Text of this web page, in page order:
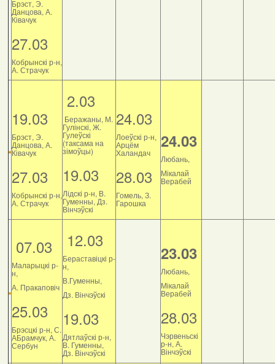
Брэст, Э.
Данцова, А.
Ківачук
27.03
Кобрынскі р-н,
А. Страчук
19.03
Брэст, Э.
Данцова, А.
Ківачук
27.03
Кобрынскі р-н,
А. Страчук
2.03
Беражаны, М.
Гулінскі, Ж.
Гулеўскі
(таксама на
зімоўцы)
19.03
Лідскі р-н, В.
Гуменны, Дз.
Вінчэўскі
24.03
Лоеўскі р-н,
Арцём
Халандач
28.03
Гомель, З.
Гарошка
24.03
Любань,
Мікалай
Верабей
07.03
Маларыцкі р-
н,
А. Пракаповіч
25.03
Брэсцкі р-н, С.
АБрамчук, А.
Сербун
12.03
Бераставіцкі р-
н,
В.Гуменны,
Дз. Вінчэўскі
19.03
Дятлаўскі р-н,
В. Гуменны,
Дз. Вінчэўскі
23.03
Любань,
Мікалай
Верабей
28.03
Чэрвеньскі
р-н, А.
Вінчэўскі